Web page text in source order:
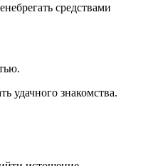
средствами
удачного знакомства.